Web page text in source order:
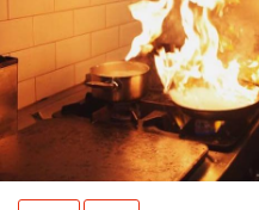
Restaurants
Bars
Hotels
Shops
Live